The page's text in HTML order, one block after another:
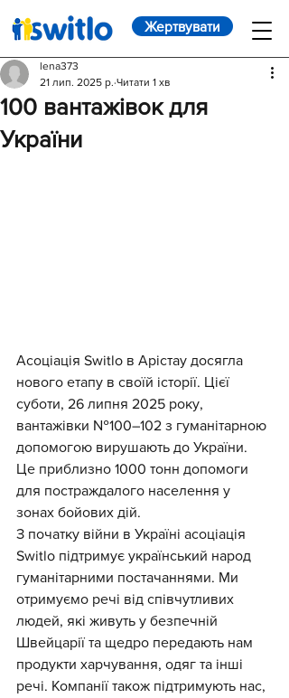
Жертвувати
100 вантажівок для
України
lena373
21 лип. 2025 р. Читати 1 хв
Асоціація Switlo в Арістау досягла
нового етапу в своїй історії. Цієї
суботи, 26 липня 2025 року,
вантажівки №100–102 з гуманітарною
допомогою вирушають до України.
Це приблизно 1000 тонн допомоги
для постраждалого населення у
зонах бойових дій.
З початку війни в Україні асоціація
Switlo підтримує український народ
гуманітарними постачаннями. Ми
отримуємо речі від співчутливих
людей, які живуть у безпечній
Швейцарії та щедро передають нам
продукти харчування, одяг та інші
речі. Компанії також підтримують нас,